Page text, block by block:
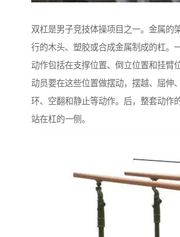
双杠是男子竞技体操项目之一。金属的
行的木头、塑胶或合成金属制成的杠。
动作包括在支撑位置、倒立位置和挂臂
动员要在这些位置做摆动，摆越、屈伸
环、空翻和静止等动作。后，整套动作
站在杠的一侧。